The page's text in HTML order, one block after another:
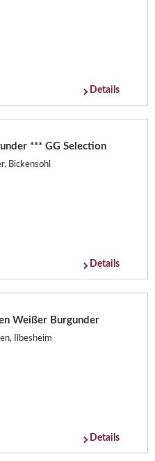
Details
*** GG Selection
Bickensohl
Details
Weißer Burgunder
Ilbesheim
Details